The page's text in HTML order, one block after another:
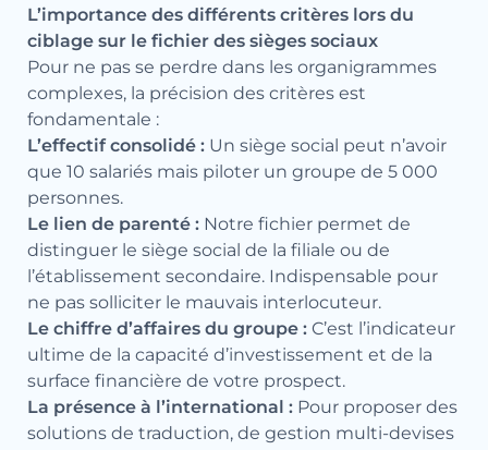
L’importance des différents critères lors du
ciblage sur le fichier des sièges sociaux
Pour ne pas se perdre dans les organigrammes
complexes, la précision des critères est
fondamentale :
L’effectif consolidé : Un siège social peut n’avoir
que 10 salariés mais piloter un groupe de 5 000
personnes.
Le lien de parenté : Notre fichier permet de
distinguer le siège social de la filiale ou de
l’établissement secondaire. Indispensable pour
ne pas solliciter le mauvais interlocuteur.
Le chiffre d’affaires du groupe : C’est l’indicateur
ultime de la capacité d’investissement et de la
surface financière de votre prospect.
La présence à l’international : Pour proposer des
solutions de traduction, de gestion multi-devises